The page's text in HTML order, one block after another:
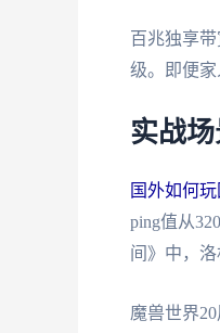
百兆独享
级。即便
实战
国外如何
ping值从
间》中，
魔兽世界